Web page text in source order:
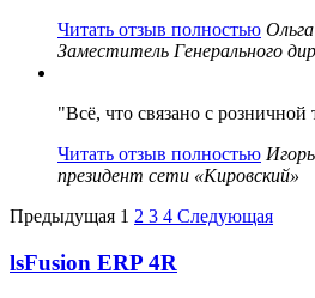
Читать отзыв полностью
Заместитель Генерального
"Всё, что связано с
Читать отзыв полностью
президент сети «Кировский»
Предыдущая 1 2 3 4 Следующая
lsFusion ERP 4R